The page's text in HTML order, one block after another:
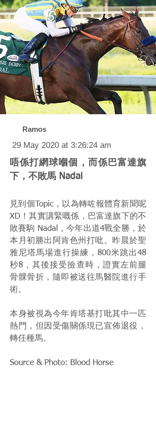
Ramos
29 May 2020 at 3:26:24 am
唔係打網球嗰個，而係巴富達旗
下，不敗馬 Nadal
見到個Topic，以為轉咗報體育新聞呢
XD！其實講緊嘅係，巴富達旗下的不
敗賽駒 Nadal，今年出道4戰全勝，於
本月初勝出阿肯色州打吡。昨晨於聖
雅尼塔馬場進行操練，800米跳出48
秒8，其後接受撿查時，證實左前腿
骨髁骨折，隨即被送往馬醫院進行手
術。
本身被視為今年肯塔基打吡其中一匹
熱門，但因受傷關係現已宣佈退役，
轉任種馬。
Source & Photo: Blood Horse